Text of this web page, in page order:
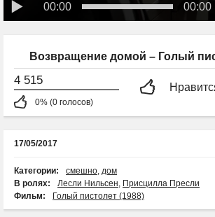
00:00 00:00
Возвращение домой – Голый
4 515
0% (0 голосов)
17/05/2017
Категории: смешно, дом
В ролях:
Лесли Нильсен, Присцилла Пресли
Фильм:
Голый пистолет (1988)